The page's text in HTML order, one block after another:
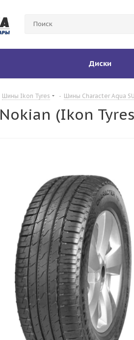
Диски
Шины Ikon Tyres - Шины Character Aqua
(Ikon